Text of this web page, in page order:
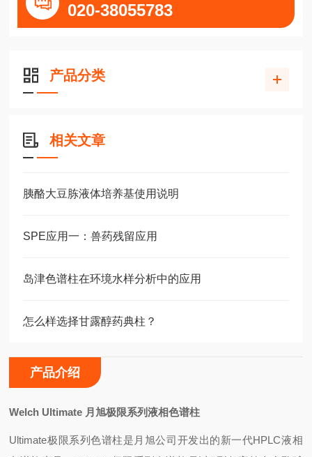
020-38055783
产品分类
相关文章
胰酪大豆胨液体培养基使用说明
SPE应用一：兽药残留应用
岛津色谱柱在环境水样分析中的应用
怎么样选择甘露醇药典柱？
产品介绍
Welch Ultimate 月旭极限系列液相色谱柱
Ultimate极限系列色谱柱是月旭公司开发出的新一代HPLC液相